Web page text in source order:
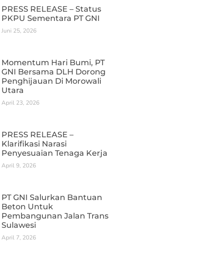
PRESS RELEASE – Status
PKPU Sementara PT GNI
Juni 25, 2026
Momentum Hari Bumi, PT
GNI Bersama DLH Dorong
Penghijauan Di Morowali
Utara
April 23, 2026
PRESS RELEASE –
Klarifikasi Narasi
Penyesuaian Tenaga Kerja
April 9, 2026
PT GNI Salurkan Bantuan
Beton Untuk
Pembangunan Jalan Trans
Sulawesi
April 7, 2026